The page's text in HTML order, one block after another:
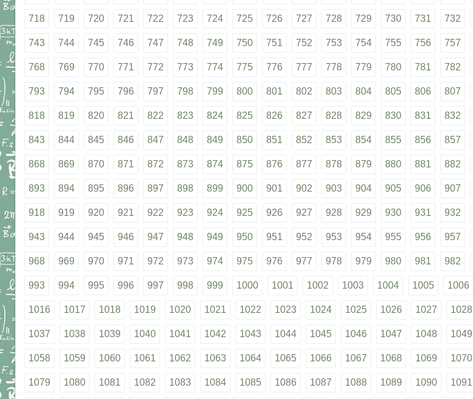
718 719 720 721 722 723 724 725 726 727 728 729 730 731 732
743 744 745 746 747 748 749 750 751 752 753 754 755 756 757
768 769 770 771 772 773 774 775 776 777 778 779 780 781 782
793 794 795 796 797 798 799 800 801 802 803 804 805 806 807
818 819 820 821 822 823 824 825 826 827 828 829 830 831 832
843 844 845 846 847 848 849 850 851 852 853 854 855 856 857
868 869 870 871 872 873 874 875 876 877 878 879 880 881 882
893 894 895 896 897 898 899 900 901 902 903 904 905 906 907
918 919 920 921 922 923 924 925 926 927 928 929 930 931 932
943 944 945 946 947 948 949 950 951 952 953 954 955 956 957
968 969 970 971 972 973 974 975 976 977 978 979 980 981 982
993 994 995 996 997 998 999 1000 1001 1002 1003 1004 1005 1006
1016 1017 1018 1019 1020 1021 1022 1023 1024 1025 1026 1027 1028
1037 1038 1039 1040 1041 1042 1043 1044 1045 1046 1047 1048 1049
1058 1059 1060 1061 1062 1063 1064 1065 1066 1067 1068 1069 1070
1079 1080 1081 1082 1083 1084 1085 1086 1087 1088 1089 1090 1091